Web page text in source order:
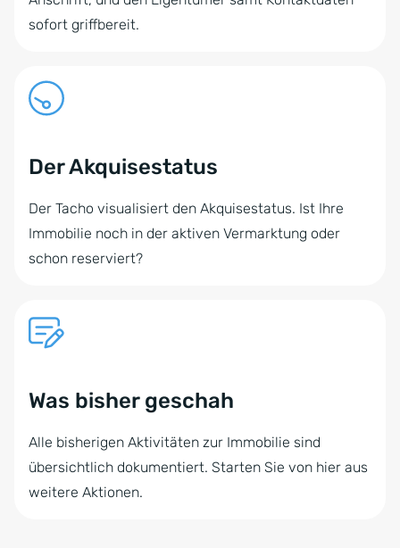
sofort griffbereit.
Der Akquisestatus
Der Tacho visualisiert den Akquisestatus. Ist Ihre
Immobilie noch in der aktiven Vermarktung oder
schon reserviert?
Was bisher geschah
Alle bisherigen Aktivitäten zur Immobilie sind
übersichtlich dokumentiert. Starten Sie von hier aus
weitere Aktionen.